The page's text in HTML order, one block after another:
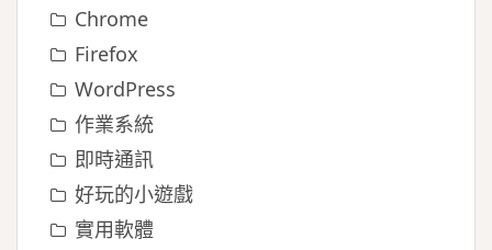
Chrome
Firefox
WordPress
作業系統
即時通訊
好玩的小遊戲
實用軟體